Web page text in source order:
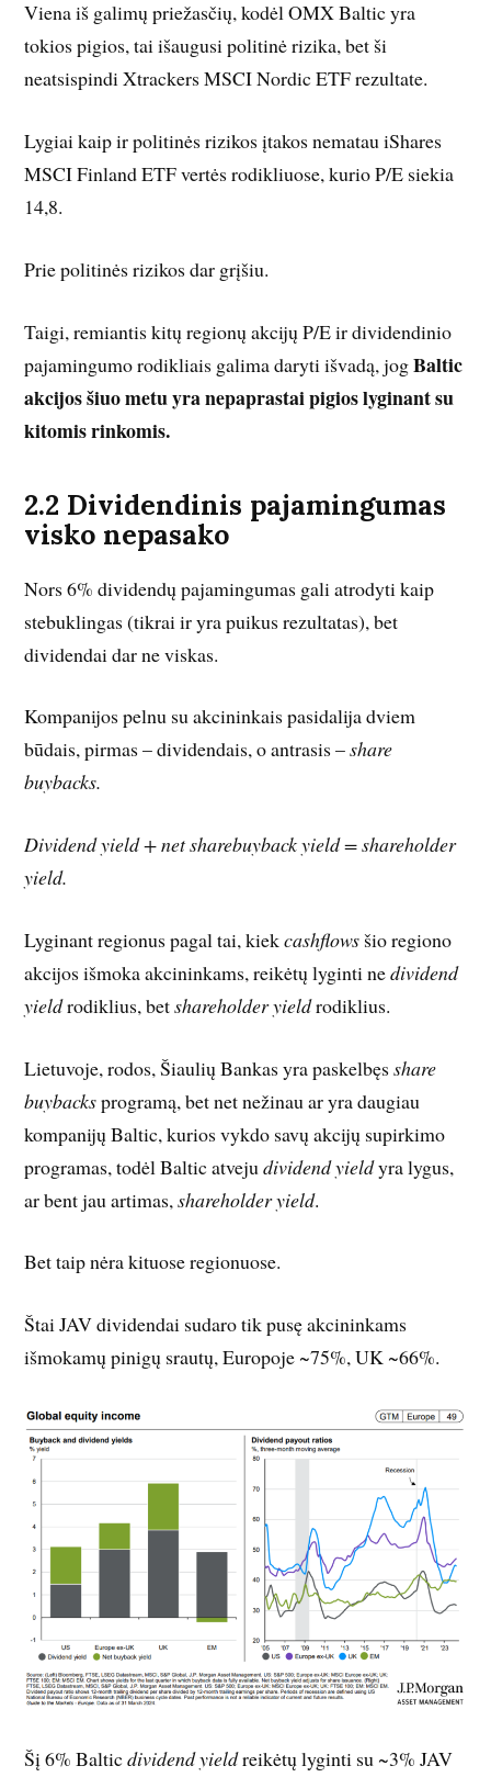
Viena iš galimų priežasčių, kodėl OMX Baltic yra
tokios pigios, tai išaugusi politinė rizika, bet ši
neatsispindi Xtrackers MSCI Nordic ETF rezultate.
Lygiai kaip ir politinės rizikos įtakos nematau iShares
MSCI Finland ETF vertės rodikliuose, kurio P/E siekia
14,8.
Prie politinės rizikos dar grįšiu.
Taigi, remiantis kitų regionų akcijų P/E ir dividendinio
pajamingumo rodikliais galima daryti išvadą, jogBaltic
akcijos šiuo metu yra nepaprastai pigios lyginant su
kitomis rinkomis.
2.2 Dividendinis pajamingumas
visko nepasako
Nors 6% dividendų pajamingumas gali atrodyti kaip
stebuklingas (tikrai ir yra puikus rezultatas), bet
dividendai dar ne viskas.
Kompanijos pelnu su akcininkais pasidalija dviem
būdais, pirmas – dividendais, o antrasis –share
buybacks.
Dividend yield + net sharebuyback yield = shareholder
yield.
Lyginant regionus pagal tai, kiekcashflowsšio regiono
akcijos išmoka akcininkams, reikėtų lyginti nedividend
yieldrodiklius, betshareholder yieldrodiklius.
Lietuvoje, rodos, Šiaulių Bankas yra paskelbęsshare
buybacksprogramą, bet net nežinau ar yra daugiau
kompanijų Baltic, kurios vykdo savų akcijų supirkimo
programas, todėl Baltic atvejudividend yieldyra lygus,
ar bent jau artimas,shareholder yield.
Bet taip nėra kituose regionuose.
Štai JAV dividendai sudaro tik pusę akcininkams
išmokamų pinigų srautų, Europoje ~75%, UK ~66%.
Šį 6% Balticdividend yieldreikėtų lyginti su ~3% JAV